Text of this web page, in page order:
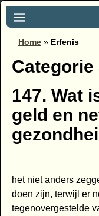
Home » Erfenis
147. Wat
geld en
het niet anders
doen zijn, terwijl er
tegenovergestelde